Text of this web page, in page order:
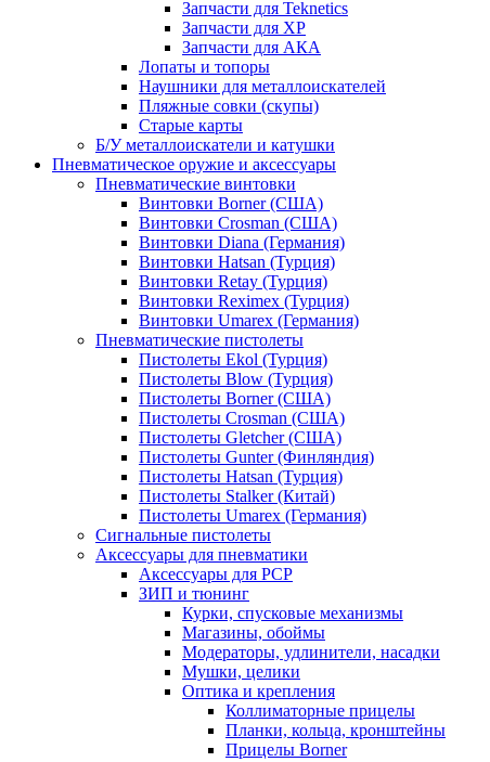
Запчасти для Teknetics
Запчасти для XP
Запчасти для АКА
Лопаты и топоры
Наушники для металлоискателей
Пляжные совки (скупы)
Старые карты
Б/У металлоискатели и катушки
Пневматическое оружие и аксессуары
Пневматические винтовки
Винтовки Borner (США)
Винтовки Crosman (США)
Винтовки Diana (Германия)
Винтовки Hatsan (Турция)
Винтовки Retay (Турция)
Винтовки Reximex (Турция)
Винтовки Umarex (Германия)
Пневматические пистолеты
Пистолеты Ekol (Турция)
Пистолеты Blow (Турция)
Пистолеты Borner (США)
Пистолеты Crosman (США)
Пистолеты Gletcher (США)
Пистолеты Gunter (Финляндия)
Пистолеты Hatsan (Турция)
Пистолеты Stalker (Китай)
Пистолеты Umarex (Германия)
Сигнальные пистолеты
Аксессуары для пневматики
Аксессуары для PCP
ЗИП и тюнинг
Курки, спусковые механизмы
Магазины, обоймы
Модераторы, удлинители, насадки
Мушки, целики
Оптика и крепления
Коллиматорные прицелы
Планки, кольца, кронштейны
Прицелы Borner